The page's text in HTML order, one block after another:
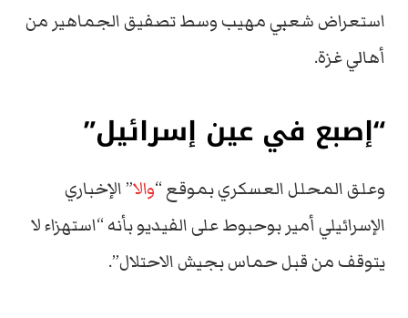
استعراض شعبي مهيب وسط تصفيق الجماهير من
أهالي غزة.
“إصبع في عين إسرائيل”
وعلق المحلل العسكري بموقع “والا” الإخباري
الإسرائيلي أمير بوحبوط على الفيديو بأنه “استهزاء لا
يتوقف من قبل حماس بجيش الاحتلال”.